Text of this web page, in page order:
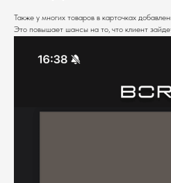
Также у многих товаров в карточках
Это повышает шансы на то, что клиент